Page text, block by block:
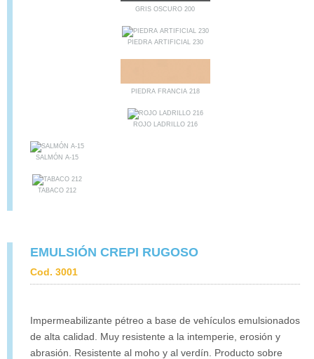
GRIS OSCURO 200
PIEDRA ARTIFICIAL 230
PIEDRA FRANCIA 218
ROJO LADRILLO 216
SALMÓN A-15
TABACO 212
EMULSIÓN CREPI RUGOSO
Cod. 3001
Impermeabilizante pétreo a base de vehículos emulsionados
de alta calidad. Muy resistente a la intemperie, erosión y
abrasión. Resistente al moho y al verdín. Producto sobre